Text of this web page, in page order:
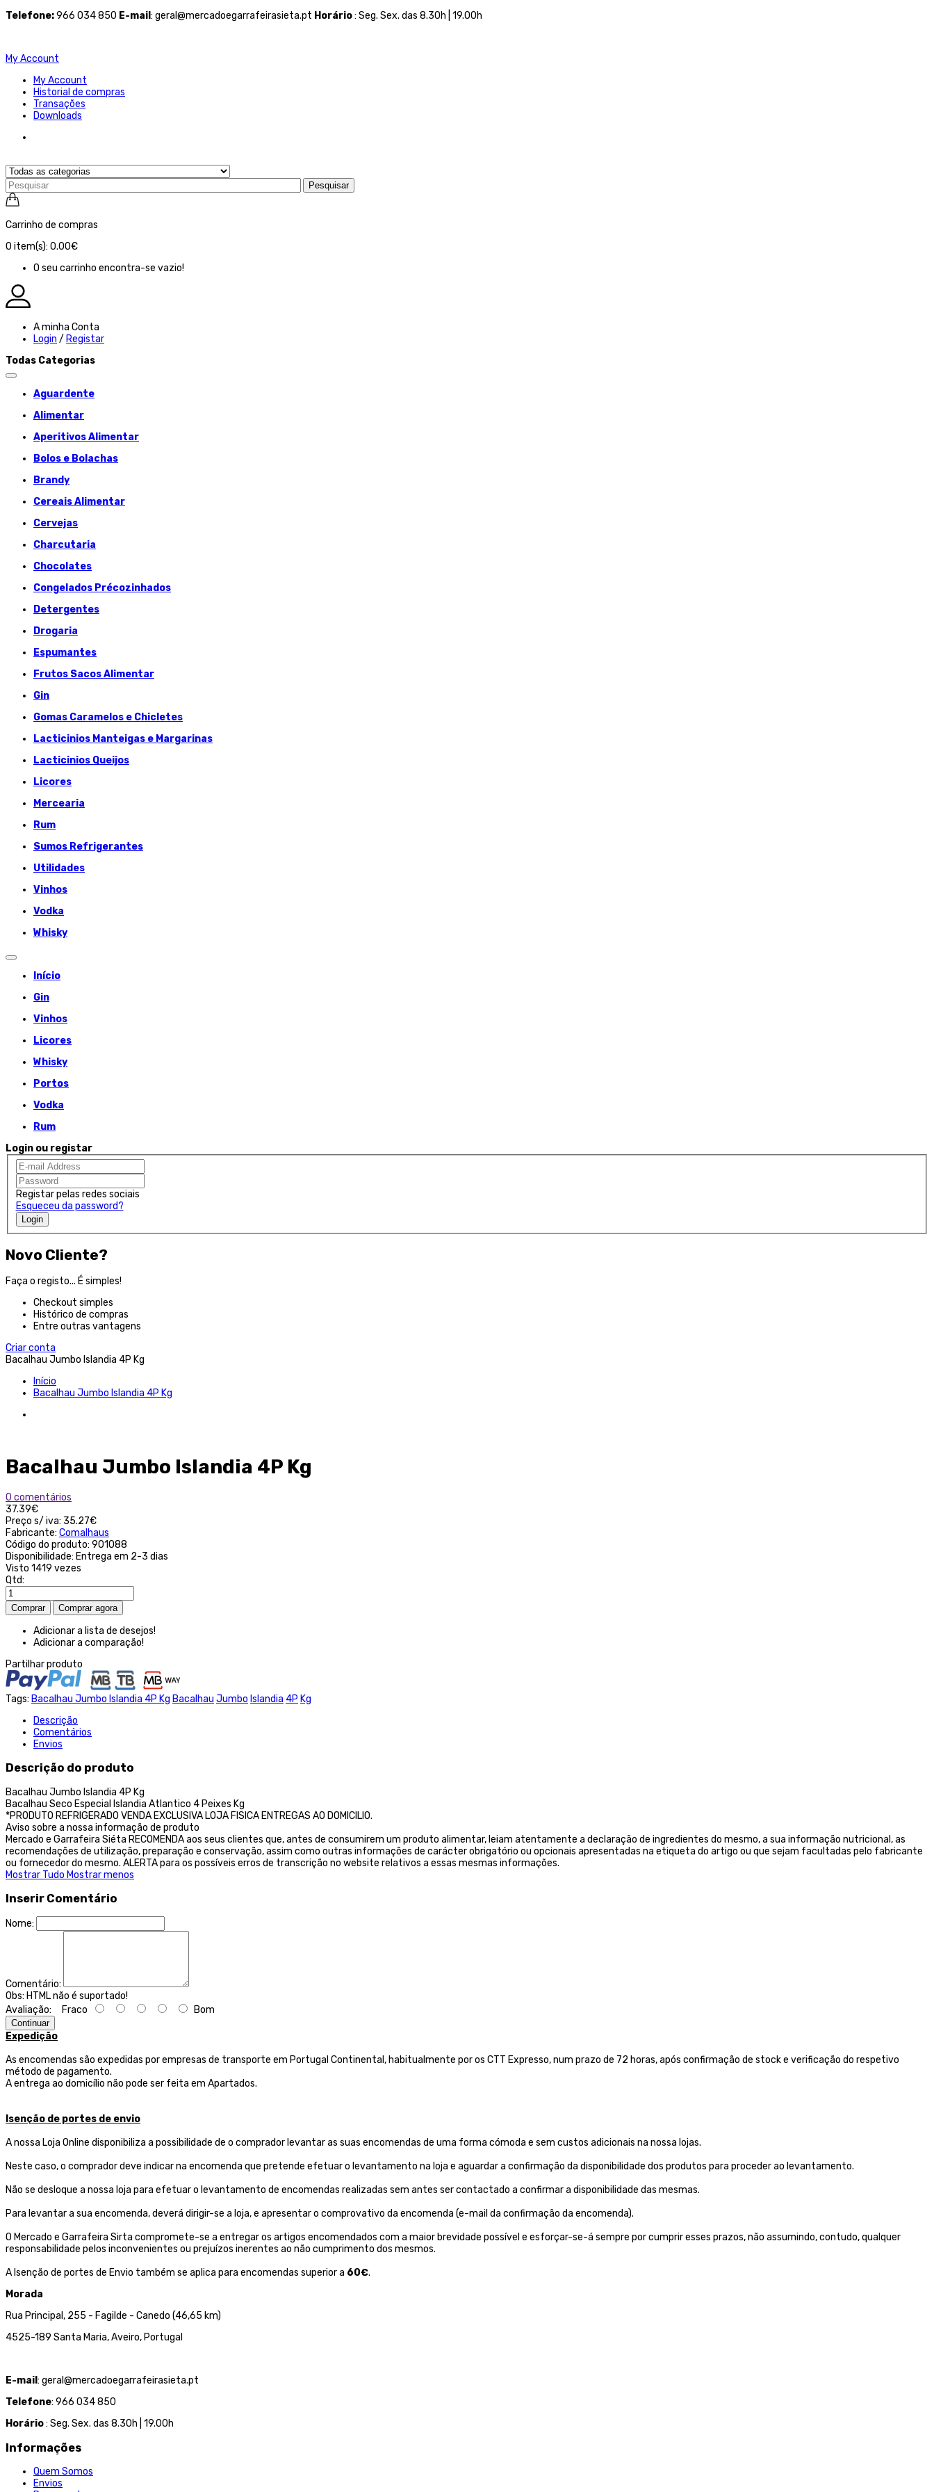
Telefone:966 034 850 E-mail : geral@mercadoegarrafeirasieta.pt Horário: Seg. Sex. das 8.30h | 19.00h
My Account
My Account
Historial de compras
Transações
Downloads
Pesquisar
Carrinho de compras
0 item(s): 0.00€
O seu carrinho encontra-se vazio!
A minha Conta
Login / Registar
Todas Categorias
Aguardente
Alimentar
Aperitivos Alimentar
Bolos e Bolachas
Brandy
Cereais Alimentar
Cervejas
Charcutaria
Chocolates
Congelados Précozinhados
Detergentes
Drogaria
Espumantes
Frutos Sacos Alimentar
Gin
Gomas Caramelos e Chicletes
Lacticinios Manteigas e Margarinas
Lacticinios Queijos
Licores
Mercearia
Rum
Sumos Refrigerantes
Utilidades
Vinhos
Vodka
Whisky
Início
Gin
Vinhos
Licores
Whisky
Portos
Vodka
Rum
Login ou registar
Registar pelas redes sociais
Esqueceu da password?
Login
Novo Cliente?
Faça o registo... É simples!
Checkout simples
Histórico de compras
Entre outras vantagens
Criar conta
Bacalhau Jumbo Islandia 4P Kg
Início
Bacalhau Jumbo Islandia 4P Kg
Bacalhau Jumbo Islandia 4P Kg
0 comentários
37.39€
Preço s/ iva: 35.27€
Fabricante: Comalhaus
Código do produto: 901088
Disponibilidade: Entrega em 2-3 dias
Visto 1419 vezes
Qtd:
Adicionar a lista de desejos!
Adicionar a comparação!
Partilhar produto
Tags: Bacalhau Jumbo Islandia 4P Kg Bacalhau Jumbo Islandia 4P Kg
Descrição
Comentários
Envios
Descrição do produto
Bacalhau Jumbo Islandia 4P Kg
Bacalhau Seco Especial Islandia Atlantico 4 Peixes Kg
*PRODUTO REFRIGERADO VENDA EXCLUSIVA LOJA FISICA ENTREGAS AO DOMICILIO.
Aviso sobre a nossa informação de produto
Mercado e Garrafeira Siéta RECOMENDA aos seus clientes que, antes de consumirem um produto alimentar, leiam atentamente a declaração de ingredientes do mesmo, a sua informação nutricional, as
recomendações de utilização, preparação e conservação, assim como outras informações de carácter obrigatório ou opcionais apresentadas na etiqueta do artigo ou que sejam facultadas pelo fabricante
ou fornecedor do mesmo. ALERTA para os possíveis erros de transcrição no website relativos a essas mesmas informações.
Mostrar Tudo Mostrar menos
Inserir Comentário
Nome:
Comentário:
Obs: HTML não é suportado!
Avaliação: Fraco Bom
Continuar
Expedição
As encomendas são expedidas por empresas de transporte em Portugal Continental, habitualmente por os CTT Expresso,num prazo de 72 horas, após confirmação de stock e verificação do respetivo
método de pagamento.
A entrega ao domicílio não pode ser feita em Apartados.
Isenção de portes de envio
A nossa Loja Online disponibiliza a possibilidade de o comprador levantar as suas encomendas de uma forma cómoda e sem custos adicionais na nossa lojas.
Neste caso, o comprador deve indicar na encomenda que pretende efetuar o levantamento na loja e aguardar a confirmação da disponibilidade dos produtos para proceder ao levantamento.
Não se desloque a nossa loja para efetuar o levantamento de encomendas realizadas sem antes ser contactado a confirmar a disponibilidade das mesmas.
Para levantar a sua encomenda, deverá dirigir-se a loja, e apresentar o comprovativo da encomenda (e-mail da confirmação da encomenda).
O Mercado e Garrafeira Sirta compromete-se a entregar os artigos encomendados com a maior brevidade possível e esforçar-se-á sempre por cumprir esses prazos, não assumindo, contudo, qualquer
responsabilidade pelos inconvenientes ou prejuízos inerentes ao não cumprimento dos mesmos.
A Isenção de portes de Envio também se aplica para encomendas superior a 60€.
Morada
Rua Principal, 255 - Fagilde - Canedo (46,65 km)
4525-189 Santa Maria, Aveiro, Portugal
E-mail: geral@mercadoegarrafeirasieta.pt
Telefone: 966 034 850
Horário: Seg. Sex. das 8.30h | 19.00h
Informações
Quem Somos
Envios